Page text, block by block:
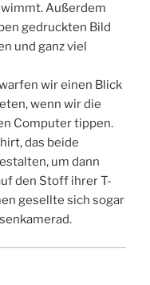
Außerdem
gedruckten Bild
und ganz viel
wir einen Blick
wenn wir die
Computer tippen.
das beide
um dann
den Stoff ihrer T-
gesellte sich sogar